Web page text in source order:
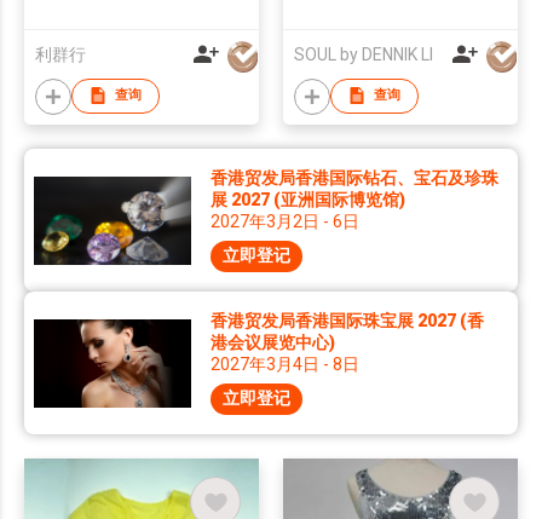
利群行
查询
SOUL by DENNIK LI
查询
香港贸发局香港国际钻石、宝石及珍珠
展 2027 (亚洲国际博览馆)
2027年3月2日 - 6日
立即登记
香港贸发局香港国际珠宝展 2027 (香
港会议展览中心)
2027年3月4日 - 8日
立即登记